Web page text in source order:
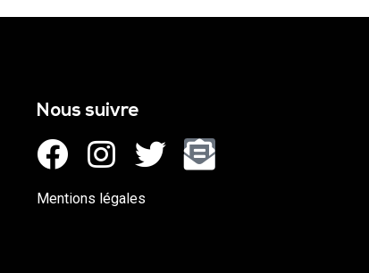
Nous suivre
Mentions légales